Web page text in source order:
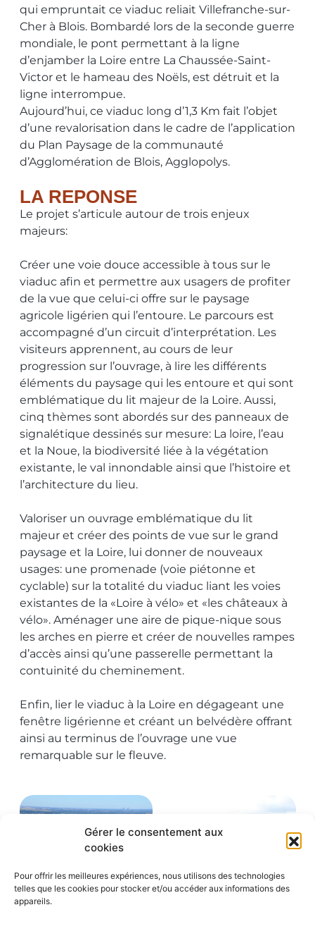
Gérer le consentement aux
cookies
Pour offrir les meilleures expériences, nous utilisons des technologies
telles que les cookies pour stocker et/ou accéder aux informations des
appareils.
qui empruntait ce viaduc reliait Villefranche-sur-
Cher à Blois. Bombardé lors de la seconde guerre
mondiale, le pont permettant à la ligne
d’enjamber la Loire entre La Chaussée-Saint-
Victor et le hameau des Noëls, est détruit et la
ligne interrompue.
Aujourd’hui, ce viaduc long d’1,3 Km fait l’objet
d’une revalorisation dans le cadre de l’application
du Plan Paysage de la communauté
d’Agglomération de Blois, Agglopolys.
LA REPONSE
Le projet s’articule autour de trois enjeux
majeurs:
Créer une voie douce accessible à tous sur le
viaduc afin et permettre aux usagers de profiter
de la vue que celui-ci offre sur le paysage
agricole ligérien qui l’entoure. Le parcours est
accompagné d’un circuit d’interprétation. Les
visiteurs apprennent, au cours de leur
progression sur l’ouvrage, à lire les différents
éléments du paysage qui les entoure et qui sont
emblématique du lit majeur de la Loire. Aussi,
cinq thèmes sont abordés sur des panneaux de
signalétique dessinés sur mesure: La loire, l’eau
et la Noue, la biodiversité liée à la végétation
existante, le val innondable ainsi que l’histoire et
l’architecture du lieu.
Valoriser un ouvrage emblématique du lit
majeur et créer des points de vue sur le grand
paysage et la Loire, lui donner de nouveaux
usages: une promenade (voie piétonne et
cyclable) sur la totalité du viaduc liant les voies
existantes de la «Loire à vélo» et «les châteaux à
vélo». Aménager une aire de pique-nique sous
les arches en pierre et créer de nouvelles rampes
d’accès ainsi qu’une passerelle permettant la
contuinité du cheminement.
Enfin, lier le viaduc à la Loire en dégageant une
fenêtre ligérienne et créant un belvédère offrant
ainsi au terminus de l’ouvrage une vue
remarquable sur le fleuve.